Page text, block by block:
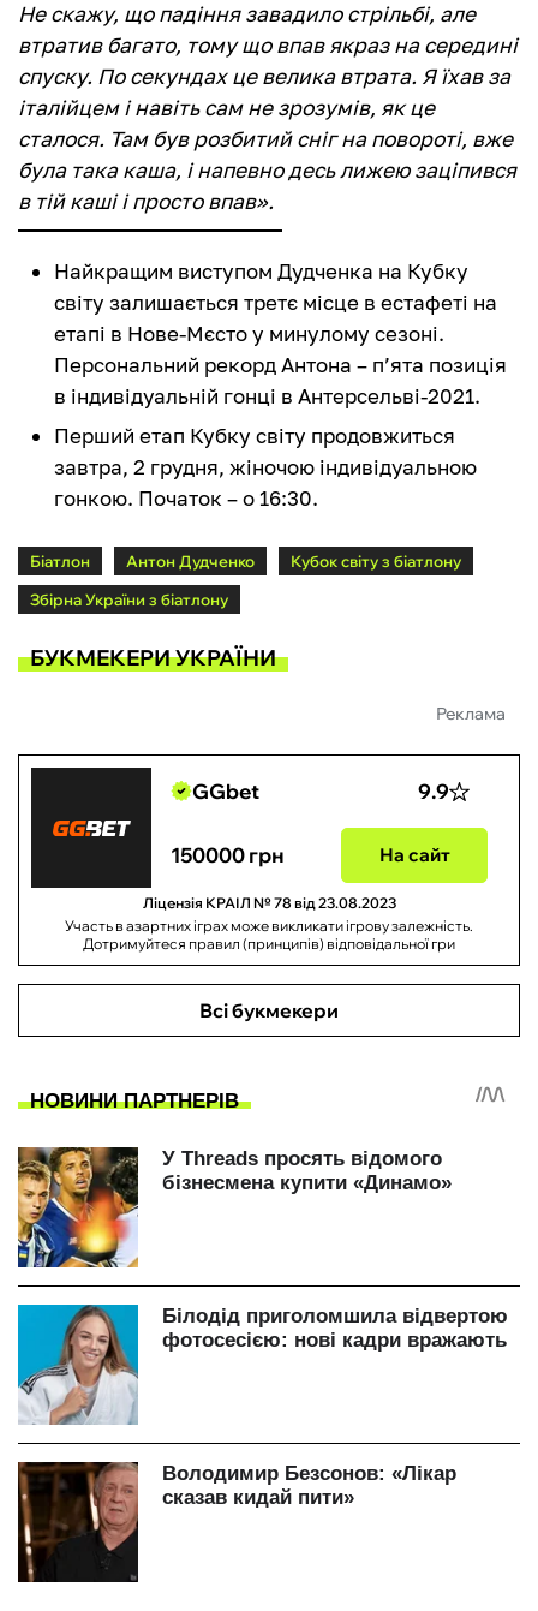
Не скажу, що падіння завадило стрільбі, але
втратив багато, тому що впав якраз на середині
спуску. По секундах це велика втрата. Я їхав за
італійцем і навіть сам не зрозумів, як це
сталося. Там був розбитий сніг на повороті, вже
була така каша, і напевно десь лижею заціпився
в тій каші і просто впав».
Найкращим виступом Дудченка на Кубку
світу залишається третє місце в естафеті на
етапі в Нове-Мєсто у минулому сезоні.
Персональний рекорд Антона – п’ята позиція
в індивідуальній гонці в Антерсельві-2021.
Перший етап Кубку світу продовжиться
завтра, 2 грудня, жіночою індивідуальною
гонкою. Початок – о 16:30.
Біатлон Антон Дудченко
Кубок світу з біатлону
Збірна України з біатлону
БУКМЕКЕРИ УКРАЇНИ
Реклама
GGbet 9.9
150000 грн На сайт
Ліцензія КРАІЛ № 78 від 23.08.2023
Участь в азартних іграх може викликати ігрову залежність.
Дотримуйтеся правил (принципів) відповідальної гри
Всі букмекери